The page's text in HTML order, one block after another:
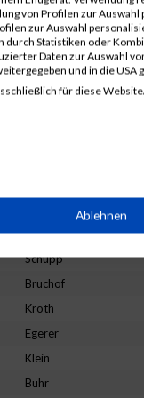
Beck
Krießbach
Laux
Wiederstein
Huschka
Schupp
Bruchof
Kroth
Egerer
Klein
Buhr
von Profilen zur
zur Auswahl
durch Statistiken oder
Daten zur Auswahl
und in die USA
für diese
auf einem
von Werbeanzeigen
Werbung
Ablehnen